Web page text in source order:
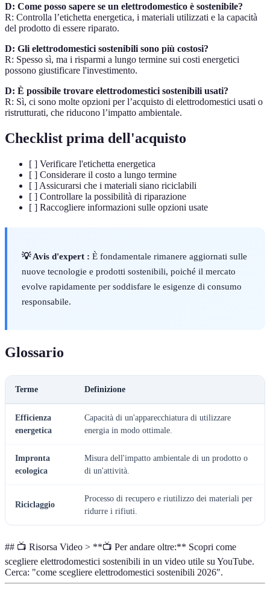
D: Come posso sapere se un elettrodomestico è sostenibile?
R: Controlla l’etichetta energetica, i materiali utilizzati e la capacità
del prodotto di essere riparato.
D: Gli elettrodomestici sostenibili sono più costosi?
R: Spesso sì, ma i risparmi a lungo termine sui costi energetici
possono giustificare l'investimento.
D: È possibile trovare elettrodomestici sostenibili usati?
R: Sì, ci sono molte opzioni per l’acquisto di elettrodomestici usati o
ristrutturati, che riducono l’impatto ambientale.
Checklist prima dell'acquisto
[ ] Verificare l'etichetta energetica
[ ] Considerare il costo a lungo termine
[ ] Assicurarsi che i materiali siano riciclabili
[ ] Controllare la possibilità di riparazione
[ ] Raccogliere informazioni sulle opzioni usate
💡 Avis d'expert : È fondamentale rimanere aggiornati sulle
nuove tecnologie e prodotti sostenibili, poiché il mercato
evolve rapidamente per soddisfare le esigenze di consumo
responsabile.
Glossario
Terme Definizione
Efficienza
energetica
Capacità di un'apparecchiatura di utilizzare
energia in modo ottimale.
Impronta
ecologica
Misura dell'impatto ambientale di un prodotto o
di un'attività.
Riciclaggio
Processo di recupero e riutilizzo dei materiali per
ridurre i rifiuti.
## 📺 Risorsa Video > **📺 Per andare oltre:** Scopri come
scegliere elettrodomestici sostenibili in un video utile su YouTube.
Cerca: "come scegliere elettrodomestici sostenibili 2026".